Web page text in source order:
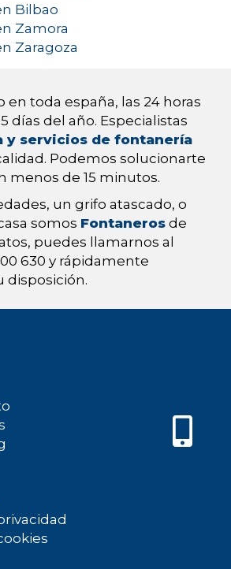
Bilbao
Zamora
Zaragoza
en toda españa, las 24 horas
días del año. Especialistas
y servicios de fontanería
Podemos solucionarte
menos de 15 minutos.
un grifo atascado, o
somos Fontaneros de
puedes llamarnos al
630 y rápidamente
disposición.